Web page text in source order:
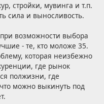
стройки, мувинга и т.п.
сила и выносливость.
возможности выбора
- те, кто моложе 35.
которая неизбежно
где рынок
полжизни, где
можно выкинуть под